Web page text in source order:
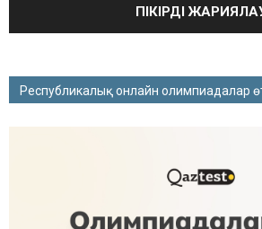
Республикалық онлайн олимпиадалар